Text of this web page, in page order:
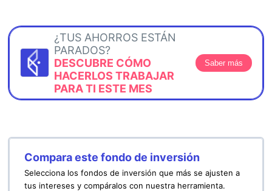
¿TUS AHORROS ESTÁN
PARADOS?
DESCUBRE CÓMO
HACERLOS TRABAJAR
PARA TI ESTE MES
Saber más
Compara este fondo de inversión
Selecciona los fondos de inversión que más se ajusten a
tus intereses y compáralos con nuestra herramienta.